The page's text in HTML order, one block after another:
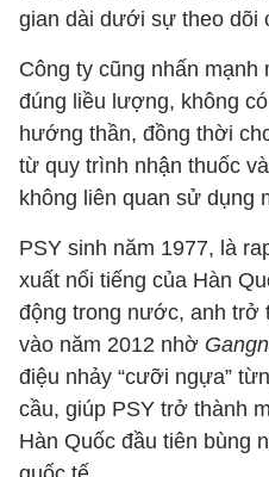
gian dài dưới sự theo dõi
Công ty cũng nhấn
đúng liều lượng, không
hướng thần, đồng thời
từ quy trình nhận thuốc
không liên quan sử dụng
PSY sinh năm 1977, là
xuất nổi tiếng của Hàn
động trong nước, anh trở
vào năm 2012 nhờ
điệu nhảy “cưỡi ngựa”
cầu, giúp PSY trở thành
Hàn Quốc đầu tiên bùng